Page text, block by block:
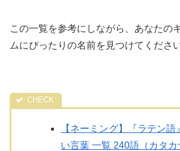
この一覧を参考にしながら、あなたの
ムにぴったりの名前を見つけてください
【ネーミング】『ラテン
い言葉 一覧 240語（カタ